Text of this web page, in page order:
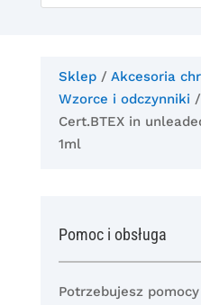
Sklep/ Akcesoria
Wzorce i odczynniki
Cert.BTEX in
1ml
Pomoc i obsługa
Potrzebujesz